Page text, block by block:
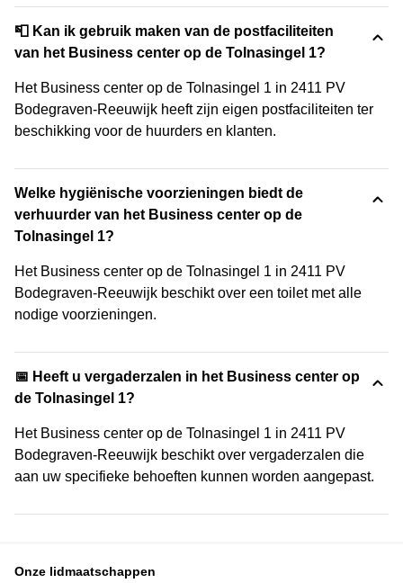
📮 Kan ik gebruik maken van de postfaciliteiten
van het Business center op de Tolnasingel 1?
Het Business center op de Tolnasingel 1 in 2411 PV
Bodegraven-Reeuwijk heeft zijn eigen postfaciliteiten ter
beschikking voor de huurders en klanten.
Welke hygiënische voorzieningen biedt de
verhuurder van het Business center op de
Tolnasingel 1?
Het Business center op de Tolnasingel 1 in 2411 PV
Bodegraven-Reeuwijk beschikt over een toilet met alle
nodige voorzieningen.
📅 Heeft u vergaderzalen in het Business center op
de Tolnasingel 1?
Het Business center op de Tolnasingel 1 in 2411 PV
Bodegraven-Reeuwijk beschikt over vergaderzalen die
aan uw specifieke behoeften kunnen worden aangepast.
Onze lidmaatschappen